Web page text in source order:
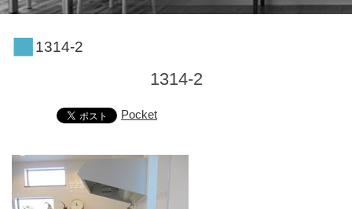
1314-2
1314-2
Pocket